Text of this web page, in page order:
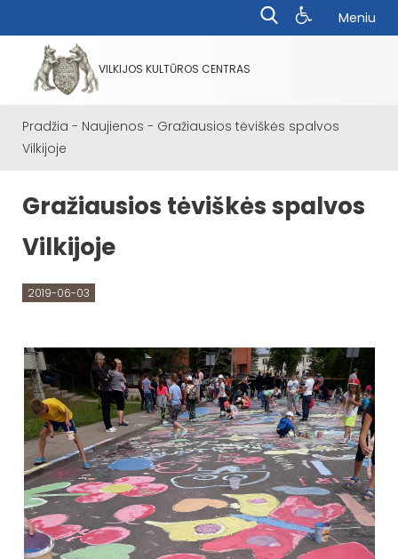
Meniu
VILKIJOS KULTŪROS CENTRAS
Pradžia - Naujienos - Gražiausios tėviškės spalvos
Vilkijoje
Gražiausios tėviškės spalvos
Vilkijoje
2019-06-03